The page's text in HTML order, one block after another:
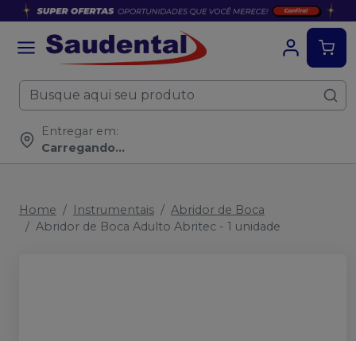
Entregar em:
Carregando...
Home Instrumentais
Abridor de Boca
Abridor de Boca Adulto Abritec - 1 unidade